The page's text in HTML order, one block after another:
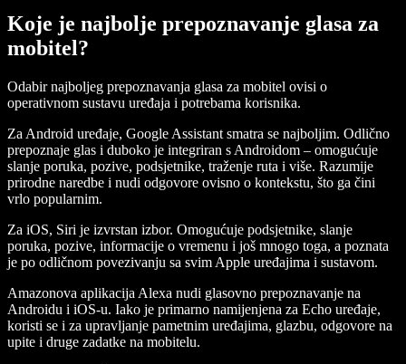
Koje je najbolje prepoznavanje glasa za
mobitel?
Odabir najboljeg prepoznavanja glasa za mobitel ovisi o
operativnom sustavu uređaja i potrebama korisnika.
Za Android uređaje, Google Assistant smatra se najboljim. Odlično
prepoznaje glas i duboko je integriran s Androidom – omogućuje
slanje poruka, pozive, podsjetnike, traženje ruta i više. Razumije
prirodne naredbe i nudi odgovore ovisno o kontekstu, što ga čini
vrlo popularnim.
Za iOS, Siri je izvrstan izbor. Omogućuje podsjetnike, slanje
poruka, pozive, informacije o vremenu i još mnogo toga, a poznata
je po odličnom povezivanju sa svim Apple uređajima i sustavom.
Amazonova aplikacija Alexa nudi glasovno prepoznavanje na
Androidu i iOS-u. Iako je primarno namijenjena za Echo uređaje,
koristi se i za upravljanje pametnim uređajima, glazbu, odgovore na
upite i druge zadatke na mobitelu.